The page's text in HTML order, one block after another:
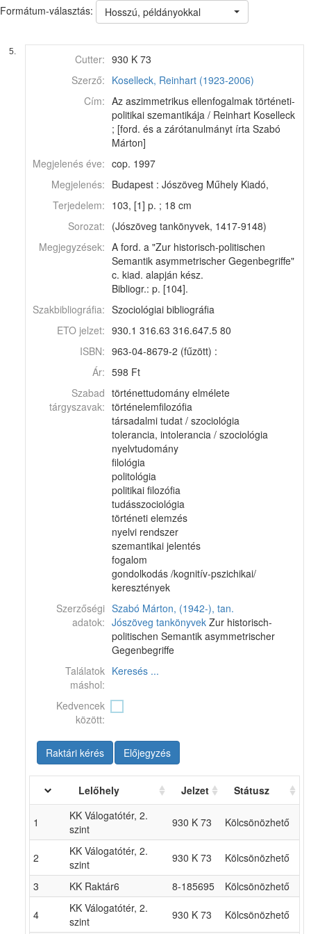
Formátum-választás: Hosszú, példányokkal
5.
Cutter: 930 K 73
Szerző: Koselleck, Reinhart (1923-2006)
Cím: Az aszimmetrikus ellenfogalmak történeti-
politikai szemantikája / Reinhart Koselleck
; [ford. és a zárótanulmányt írta Szabó
Márton]
Megjelenés éve: cop. 1997
Megjelenés: Budapest : Jószöveg Műhely Kiadó,
Terjedelem: 103, [1] p. ; 18 cm
Sorozat: (Jószöveg tankönyvek, 1417-9148)
Megjegyzések: A ford. a "Zur historisch-politischen
Semantik asymmetrischer Gegenbegriffe"
c. kiad. alapján kész.
Bibliogr.: p. [104].
Szakbibliográfia: Szociológiai bibliográfia
ETO jelzet: 930.1 316.63 316.647.5 80
ISBN: 963-04-8679-2 (fűzött) :
Ár: 598 Ft
Szabad
tárgyszavak:
történettudomány elmélete
történelemfilozófia
társadalmi tudat / szociológia
tolerancia, intolerancia / szociológia
nyelvtudomány
filológia
politológia
politikai filozófia
tudásszociológia
történeti elemzés
nyelvi rendszer
szemantikai jelentés
fogalom
gondolkodás /kognitív-pszichikai/
keresztények
Szerzőségi
adatok:
Szabó Márton, (1942-), tan.
Jószöveg tankönyvek Zur historisch-
politischen Semantik asymmetrischer
Gegenbegriffe
Találatok
máshol:
Keresés ...
Kedvencek
között:
Raktári kérés Előjegyzés
Lelőhely Jelzet Státusz
1
KK Válogatótér, 2.
szint
930 K 73 Kölcsönözhető
2
KK Válogatótér, 2.
szint
930 K 73 Kölcsönözhető
3 KK Raktár6 8-185695 Kölcsönözhető
4
KK Válogatótér, 2.
szint
930 K 73 Kölcsönözhető